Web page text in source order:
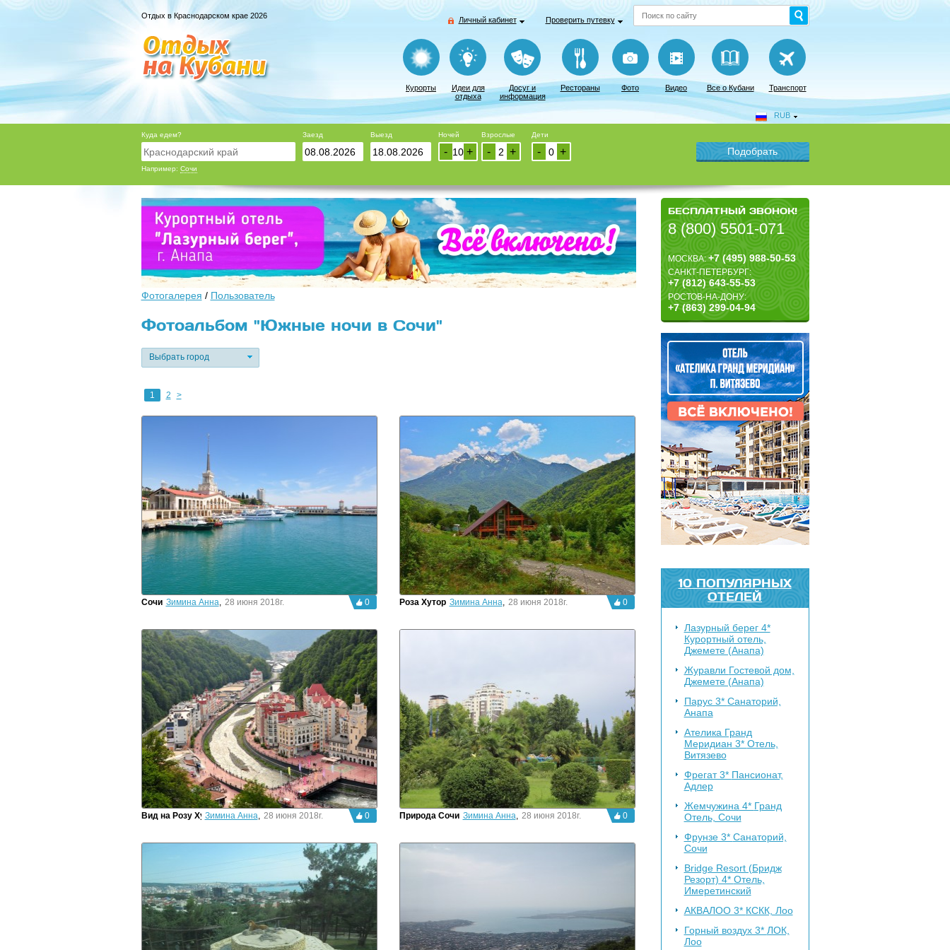
Отдых в Краснодарском крае 2026 Личный кабинет Проверить путевку
Курорты
Идеи для
отдыха
Досуг и
информация
Рестораны Фото Видео Все о Кубани Транспорт
RUB
Куда едем?
Например: Сочи
Заезд Выезд Ночей
+
-
Взрослые
+
-
Дети
+
-
БЕСПЛАТНЫЙ ЗВОНОК!
8 (800) 5501-071
МОСКВА:+7 (495) 988-50-53
САНКТ-ПЕТЕРБУРГ:
+7 (812) 643-55-53
РОСТОВ-НА-ДОНУ:
+7 (863) 299-04-94
10 ПОПУЛЯРНЫХ
ОТЕЛЕЙ
Лазурный берег 4*
Курортный отель,
Джемете (Анапа)
Журавли Гостевой дом,
Джемете (Анапа)
Парус 3* Санаторий,
Анапа
Ателика Гранд
Меридиан 3* Отель,
Витязево
Фрегат 3* Пансионат,
Адлер
Жемчужина 4* Гранд
Отель, Сочи
Фрунзе 3* Санаторий,
Сочи
Bridge Resort (Бридж
Резорт) 4* Отель,
Имеретинский
АКВАЛОО 3* КСКК, Лоо
Горный воздух 3* ЛОК,
Лоо
Фотогалерея / Пользователь
Фотоальбом "Южные ночи в Сочи"
Выбрать город
1 2 >
Сочи Зимина Анна, 28 июня 2018г. 0 Роза Хутор Зимина Анна, 28 июня 2018г. 0
Вид на Розу Хутор из кабины подъемника
Зимина Анна, 28 июня 2018г. 0 Природа Сочи Зимина Анна, 28 июня 2018г. 0